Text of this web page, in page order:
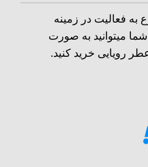
از سال 1393 شروع به فعالیت در زمینه
شما میتوانید به صورت
رویایی خرید کنید.